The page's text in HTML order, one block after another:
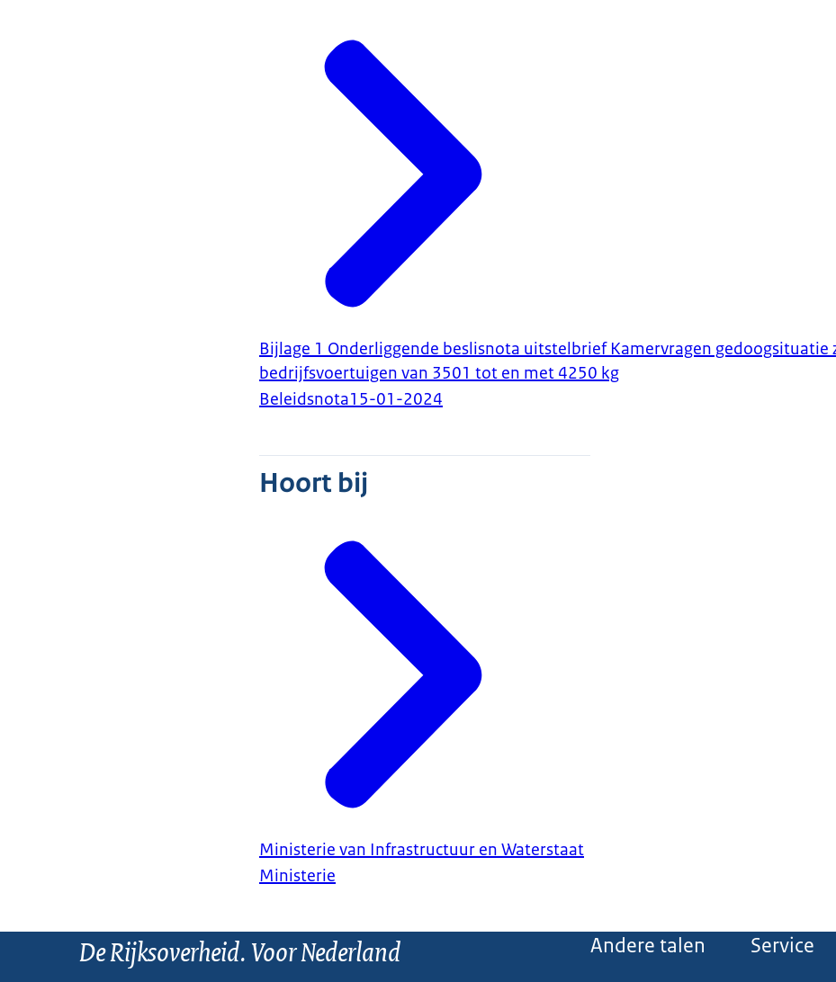
Bijlage 1 Onderliggende beslisnota uitstelbrief Kamervragen gedoogsituatie
bedrijfsvoertuigen van 3501 tot en met 4250 kg
Beleidsnota15-01-2024
Hoort bij
Ministerie van Infrastructuur en Waterstaat
Ministerie
De Rijksoverheid. Voor Nederland Andere talen Service